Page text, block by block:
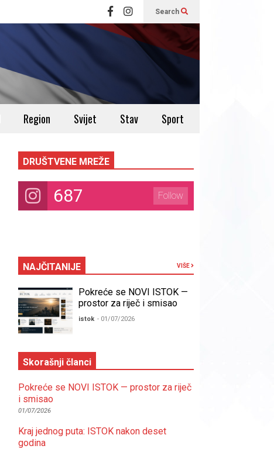
Search
Region Svijet Stav Sport
DRUŠTVENE MREŽE
687 Follow
NAJČITANIJE VIŠE
Pokreće se NOVI ISTOK —
prostor za riječ i smisao
istok - 01/07/2026
Skorašnji članci
Pokreće se NOVI ISTOK — prostor za riječ
i smisao
01/07/2026
Kraj jednog puta: ISTOK nakon deset
godina